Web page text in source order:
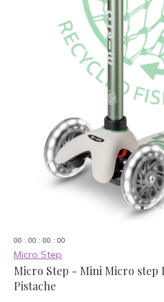
00 : 00 : 00 : 00
Micro Step
Micro Step - Mini Micro step
Pistache